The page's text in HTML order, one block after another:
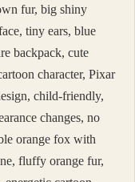
fur, big shiny
tiny ears, blue
backpack, cute
character, Pixar
child-friendly,
changes, no
orange fox with
fluffy orange fur,